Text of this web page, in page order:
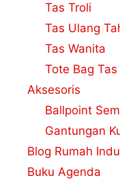
Tas Troli
Tas Ulang
Tas Wanita
Tote Bag
Aksesoris
Ballpoint
Gantungan
Blog Rumah
Buku Agenda